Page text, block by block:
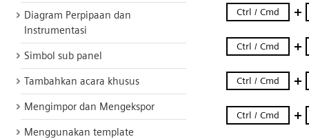
Diagram Perpipaan dan
Instrumentasi
Simbol sub panel
Tambahkan acara khusus
Mengimpor dan Mengekspor
Menggunakan template